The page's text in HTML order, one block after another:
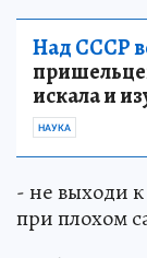
Над СССР
искала и
НАУКА
- не выходи
при плохом